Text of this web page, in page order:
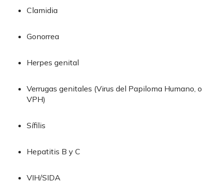
Clamidia
Gonorrea
Herpes genital
Verrugas genitales (Virus del Papiloma Humano, o
VPH)
Sífilis
Hepatitis B y C
VIH/SIDA